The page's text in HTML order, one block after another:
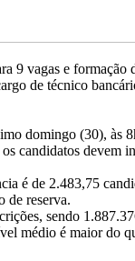
9 vagas e
de técnico
domingo (30), às
candidatos devem
é de 2.483,75
de reserva.
sendo
médio é maior do